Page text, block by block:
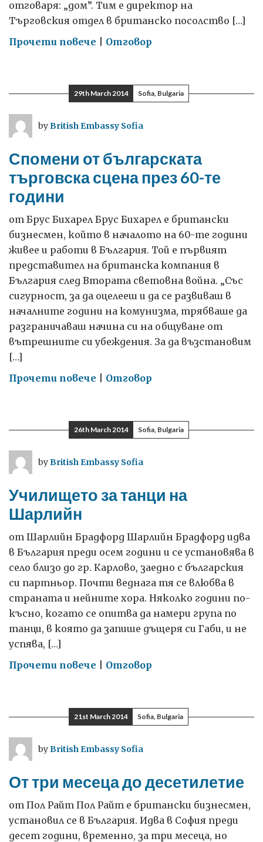
отговаря: „дом”. Тим е директор на
Търговския отдел в британско посолство […]
Прочети повече onОтговор
29th March 2014 Sofia, Bulgaria
byBritish Embassy Sofia
Спомени от българската
търговска сцена през 60-те
години
от Брус Бихарел Брус Бихарел е британски
бизнесмен, който в началото на 60-те години
живее и работи в България. Той е първият
представител на британска компания в
България след Втората световна война. „Със
сигурност, за да оцелееш и да се развиваш в
началните години на комунизма, трябваше да
разграничаваш начина си на общуване от
вътрешните си убеждения. За да възстановим
[…]
Прочети повече on
българската
търговска
през
те
Отговор
26th March 2014 Sofia, Bulgaria
byBritish Embassy Sofia
Училището за танци на
Шарлийн
от Шарлийн Брадфорд Шарлийн Брадфорд идва
в България преди осем години и се установява в
село близо до гр. Карлово, заедно с българския
си партньор. Почти веднага тя се влюбва в
страната и нейните хора. Няколко години по-
късно, когато се опитва да намери група по
танци, в която да запише дъщеря си Габи, и не
успява, […]
Прочети повече on
танци
на
Отговор
21st March 2014 Sofia, Bulgaria
byBritish Embassy Sofia
От три месеца до десетилетие
от Пол Райт Пол Райт е британски бизнесмен,
установил се в България. Идва в София преди
десет години, временно, за три месеца, но